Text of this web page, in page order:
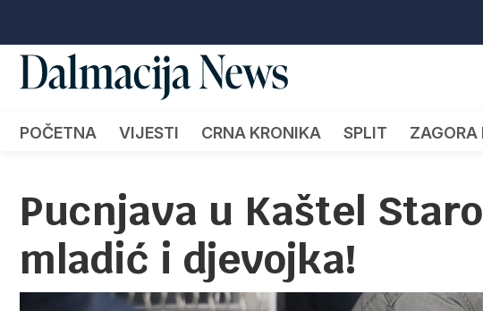
POČETNA VIJESTI CRNA KRONIKA SPLIT ZAGORA
Pucnjava u Kaštel
mladić i djevojka!